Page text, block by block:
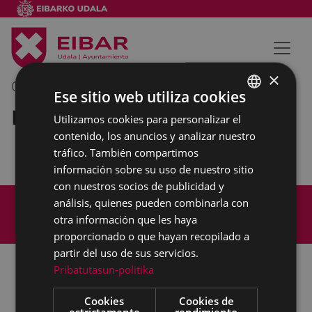
06/11/2023
Reunión interna municipal
Aviso legal
Política de cookies
Accesibilidad
BASQUE
SPANISH
×
Ese sitio web utiliza cookies
Utilizamos cookies para personalizar el
contenido, los anuncios y analizar nuestro
tráfico. También compartimos
información sobre su uso de nuestro sitio
con nuestros socios de publicidad y
análisis, quienes pueden combinarla con
otra información que les haya
proporcionado o que hayan recopilado a
partir del uso de sus servicios.
Pribatutasun-politika
Cookies
Cookies de